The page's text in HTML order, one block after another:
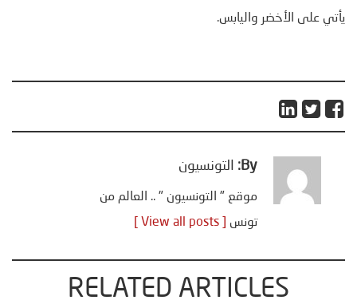
يأتي على الأخضر واليابس.
By: التونسيون
موقع " التونسيون " .. العالم من
تونس
RELATED ARTICLES